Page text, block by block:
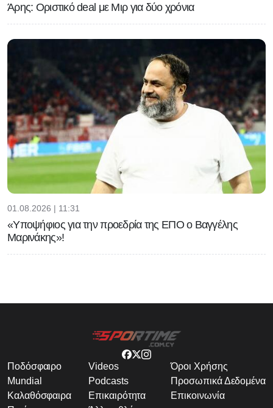
Άρης: Οριστικό deal με Μιρ για δύο χρόνια
01.08.2026 | 11:31
«Υποψήφιος για την προεδρία της ΕΠΟ ο Βαγγέλης
Μαρινάκης»!
Ποδόσφαιρο
Mundial
Καλαθόσφαιρα
Videos
Podcasts
Επικαιρότητα
Όροι Χρήσης
Προσωπικά Δεδομένα
Επικοινωνία